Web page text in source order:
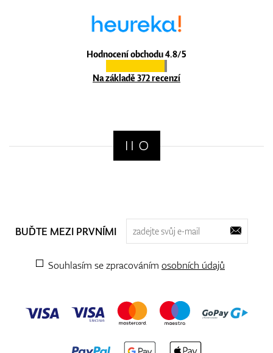
Hodnocení obchodu 4.8/5
Na základě 372 recenzí
BUĎTE MEZI PRVNÍMI
Souhlasím se zpracováním osobních údajů